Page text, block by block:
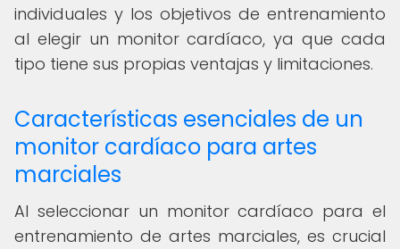
individuales y los objetivos de entrenamiento
al elegir un monitor cardíaco, ya que cada
tipo tiene sus propias ventajas y limitaciones.
Características esenciales de un
monitor cardíaco para artes
marciales
Al seleccionar un monitor cardíaco para el
entrenamiento de artes marciales, es crucial